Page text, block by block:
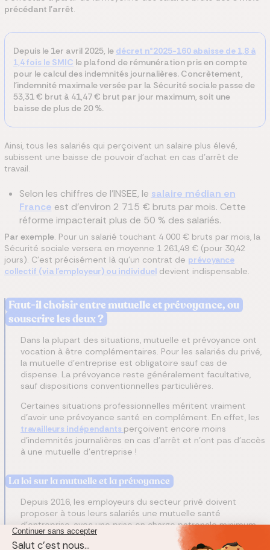
précédant l'arrêt.
Depuis le 1er avril 2025, le décret n°2025-160 abaisse de 1,8 à
1,4 fois le SMIC le plafond de rémunération pris en compte
pour le calcul des indemnités journalières. Concrètement,
l'indemnité maximale versée par la Sécurité sociale passe de
53,31 € brut à 41,47 € brut par jour maximum, soit une
baisse de plus de 20 %.
Ainsi, tous les salariés qui perçoivent un salaire plus élevé,
subissent une baisse de pouvoir d'achat en cas d'arrêt de
travail.
Selon les chiffres de l'INSEE, le salaire médian en
France est d'environ 2 715 € bruts par mois. Cette
réforme impacterait plus de 50 % des salariés.
Par exemple. Pour un salarié touchant 4 000 € bruts par mois, la
Sécurité sociale versera en moyenne 1 261,49 € (pour 30,42
jours). C'est précisément là qu'un contrat de prévoyance
collectif (via l'employeur) ou individuel devient indispensable.
Faut-il choisir entre mutuelle et prévoyance, ou
souscrire les deux ?
Dans la plupart des situations, mutuelle et prévoyance ont
vocation à être complémentaires. Pour les salariés du privé,
la mutuelle d'entreprise est obligatoire sauf cas de
dispense. La prévoyance reste généralement facultative,
sauf dispositions conventionnelles particulières.
Certaines situations professionnelles méritent vraiment
d'avoir une prévoyance santé en complément. En effet, les
travailleurs indépendants perçoivent encore moins
d'indemnités journalières en cas d'arrêt et n'ont pas d'accès
à une mutuelle d'entreprise !
La loi sur la mutuelle et la prévoyance
Depuis 2016, les employeurs du secteur privé doivent
proposer à tous leurs salariés une mutuelle santé
d'entreprise, avec une prise en charge patronale minimum
de 50 %.